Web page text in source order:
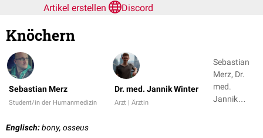
Artikel erstellen
Discord
Knöchern
Sebastian Merz
Student/in der Humanmedizin
Dr. med. Jannik Winter
Arzt | Ärztin
Sebastian
Merz, Dr.
med.
Jannik
Englisch:bony, osseus